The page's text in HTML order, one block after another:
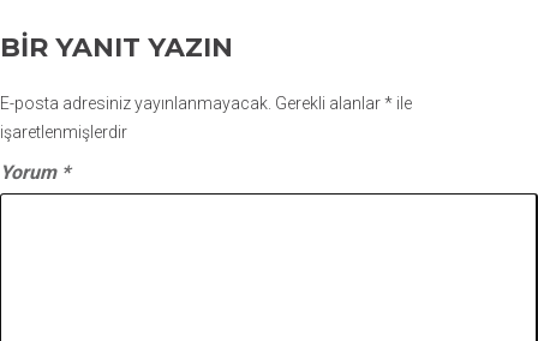
BIR YANIT YAZIN
E-posta adresiniz yayınlanmayacak. Gerekli alanlar* ile
işaretlenmişlerdir
Yorum *